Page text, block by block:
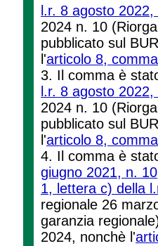
l.r. 8 agosto
2024 n. 10
pubblicato sul
l'articolo 8,
3. Il comma è
l.r. 8 agosto
2024 n. 10
pubblicato sul
l'articolo 8,
4. Il comma è
giugno 2021, n. 10
1, lettera c) della
regionale 26
garanzia
2024, nonchè l'